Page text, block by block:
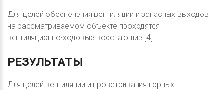
Для целей обеспечения вентиляции и запасных выходов
на рассматриваемом объекте проходятся
вентиляционно-ходовые восстающие [4].
РЕЗУЛЬТАТЫ
Для целей вентиляции и проветривания горных